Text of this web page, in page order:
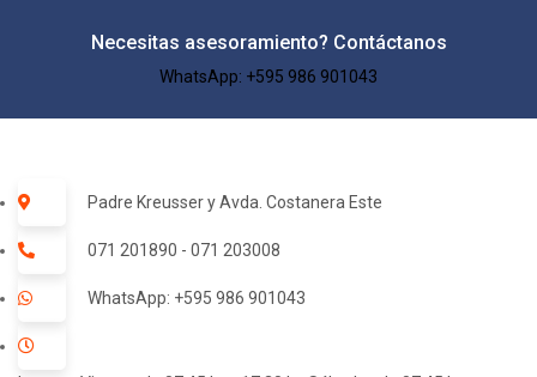
Necesitas asesoramiento? Contáctanos
WhatsApp: +595 986 901043​
Padre Kreusser y Avda. Costanera Este
071 201890 - 071 203008
WhatsApp: +595 986 901043